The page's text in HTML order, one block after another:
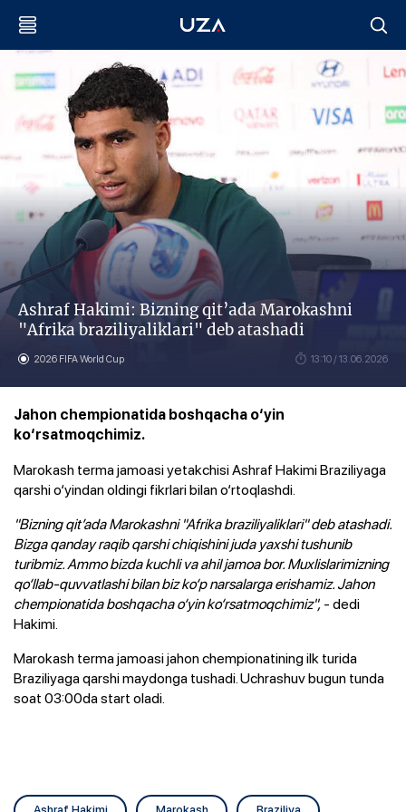
Ashraf Hakimi: Bizning qit’ada Marokashni
"Afrika braziliyaliklari" deb atashadi
2026 FIFA World Cup 13:10 / 13.06.2026
Jahon chempionatida boshqacha o‘yin
ko‘rsatmoqchimiz.
Marokash terma jamoasi yetakchisi Ashraf Hakimi Braziliyaga
qarshi o‘yindan oldingi fikrlari bilan o‘rtoqlashdi.
"Bizning qit’ada Marokashni "Afrika braziliyaliklari" deb atashadi.
Bizga qanday raqib qarshi chiqishini juda yaxshi tushunib
turibmiz. Ammo bizda kuchli va ahil jamoa bor. Muxlislarimizning
qo‘llab-quvvatlashi bilan biz ko‘p narsalarga erishamiz. Jahon
chempionatida boshqacha o‘yin ko‘rsatmoqchimiz",- dedi
Hakimi.
Marokash terma jamoasi jahon chempionatining ilk turida
Braziliyaga qarshi maydonga tushadi. Uchrashuv bugun tunda
soat 03:00da start oladi.